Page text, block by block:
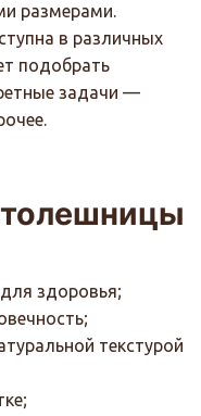
размерами.
в различных
подобрать
задачи —
здоровья;
текстурой